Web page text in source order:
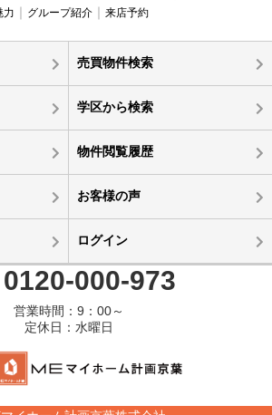
力 グループ紹介 来店予約
売買物件検索
学区から検索
物件閲覧履歴
お客様の声
ログイン
0120-000-973
営業時間：9：00～
定休日：水曜日